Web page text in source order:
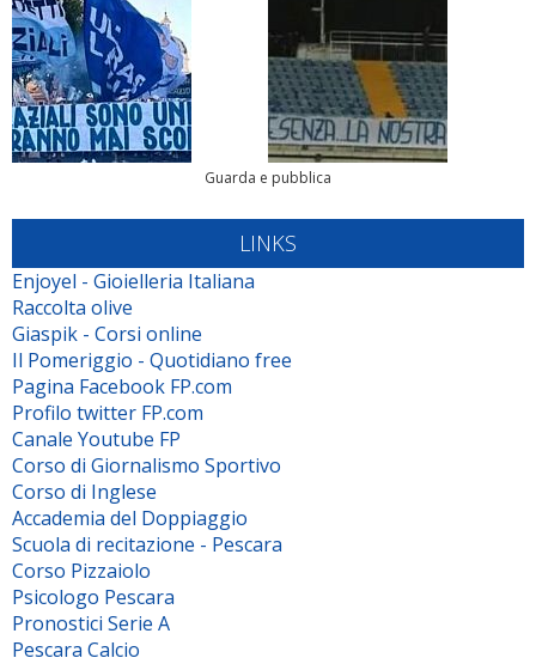
Guarda e pubblica
LINKS
Enjoyel - Gioielleria Italiana
Raccolta olive
Giaspik - Corsi online
Il Pomeriggio - Quotidiano free
Pagina Facebook FP.com
Profilo twitter FP.com
Canale Youtube FP
Corso di Giornalismo Sportivo
Corso di Inglese
Accademia del Doppiaggio
Scuola di recitazione - Pescara
Corso Pizzaiolo
Psicologo Pescara
Pronostici Serie A
Pescara Calcio